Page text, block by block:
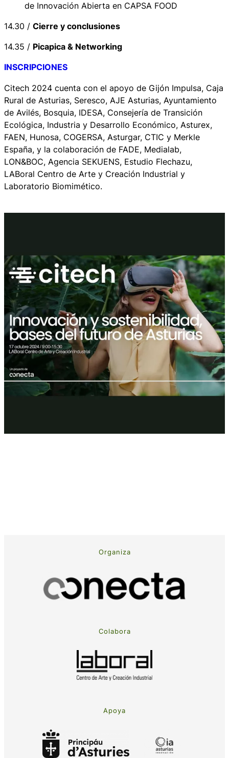
de Innovación Abierta en CAPSA FOOD
14.30 / Cierre y conclusiones
14.35 / Picapica & Networking
INSCRIPCIONES
Citech 2024 cuenta con el apoyo de Gijón Impulsa, Caja
Rural de Asturias, Seresco, AJE Asturias, Ayuntamiento
de Avilés, Bosquia, IDESA, Consejería de Transición
Ecológica, Industria y Desarrollo Económico, Asturex,
FAEN, Hunosa, COGERSA, Asturgar, CTIC y Merkle
España, y la colaboración de FADE, Medialab,
LON&BOC, Agencia SEKUENS, Estudio Flechazu,
LABoral Centro de Arte y Creación Industrial y
Laboratorio Biomimético.
Organiza
Colabora
Apoya